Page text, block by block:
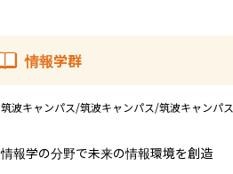
情報学群
筑波キャンパス/筑波キャンパス/筑波キャンパス
情報学の分野で未来の情報環境を創造